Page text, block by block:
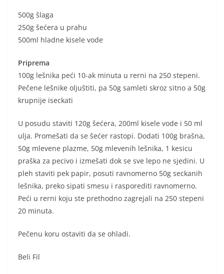
500g šlaga
250g šećera u prahu
500ml hladne kisele vode
Priprema
100g lešnika peći 10-ak minuta u rerni na 250 stepeni.
Pečene lešnike oljuštiti, pa 50g samleti skroz sitno a 50g
krupnije iseckati
U posudu staviti 120g šećera, 200ml kisele vode i 50 ml
ulja. Promešati da se šećer rastopi. Dodati 100g brašna,
50g mlevene plazme, 50g mlevenih lešnika, 1 kesicu
praška za pecivo i izmešati dok se sve lepo ne sjedini. U
pleh staviti pek papir, posuti ravnomerno 50g seckanih
lešnika, preko sipati smesu i rasporediti ravnomerno.
Peći u rerni koju ste prethodno zagrejali na 250 stepeni
20 minuta.
Pečenu koru ostaviti da se ohladi.
Beli Fil